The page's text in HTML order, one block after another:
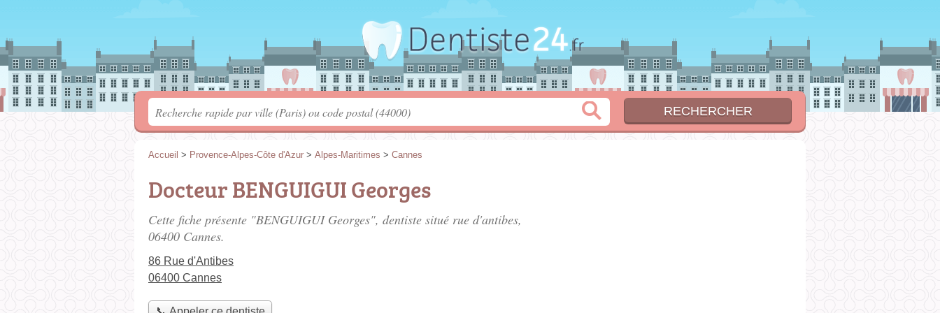
Accueil > Provence-Alpes-Côte d'Azur > Alpes-Maritimes > Cannes
Docteur BENGUIGUI Georges
Cette fiche présente "BENGUIGUI Georges", dentiste situé rue d'antibes,
06400 Cannes.
86 Rue d'Antibes
06400 Cannes